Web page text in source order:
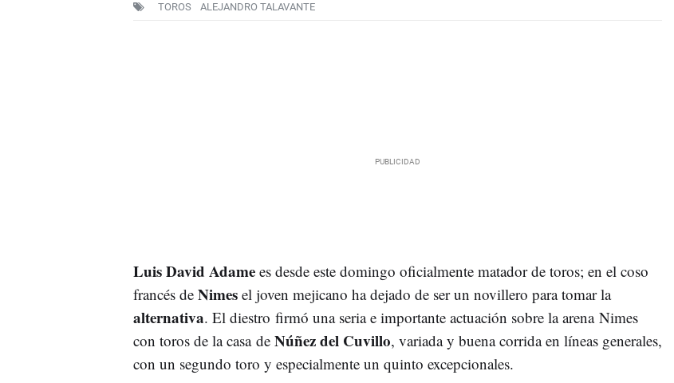
TOROS ALEJANDRO TALAVANTE
Luis David Adamees desde este domingo oficialmente matador de toros; en el coso
francés de Nimesel joven mejicano ha dejado de ser un novillero para tomar la
alternativa. El diestro firmó una seria e importante actuación sobre la arena Nimes
con toros de la casa de Núñez del Cuvillo, variada y buena corrida en líneas generales,
con un segundo toro y especialmente un quinto excepcionales.